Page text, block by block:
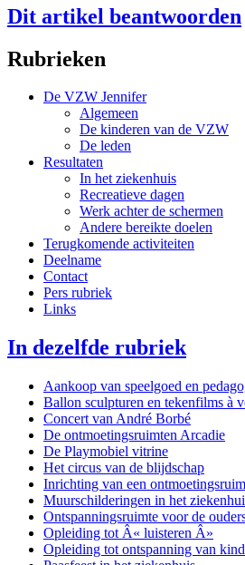
Dit artikel beantwoorden
Rubrieken
De VZW Jennifer
Algemeen
De kinderen van de VZW
De leden
Resultaten
In het ziekenhuis
Recreatieve dagen
Werk achter de schermen
Andere bereikte doelen
Terugkomende activiteiten
Deelname
Contact
Pers rubriek
Links
In dezelfde rubriek
Aankoop van speelgoed en
Ballon sculpturen en tekenfilms à
Concert van André Borbé
De ontmoetingsruimten Arcadie
De Playmobiel vitrine
Het circus van de blijdschap
Inrichting van een
Muurschilderingen in het
Ontspanningsruimte voor de
Opleiding tot Â« luisteren Â»
Opleiding tot ontspanning van